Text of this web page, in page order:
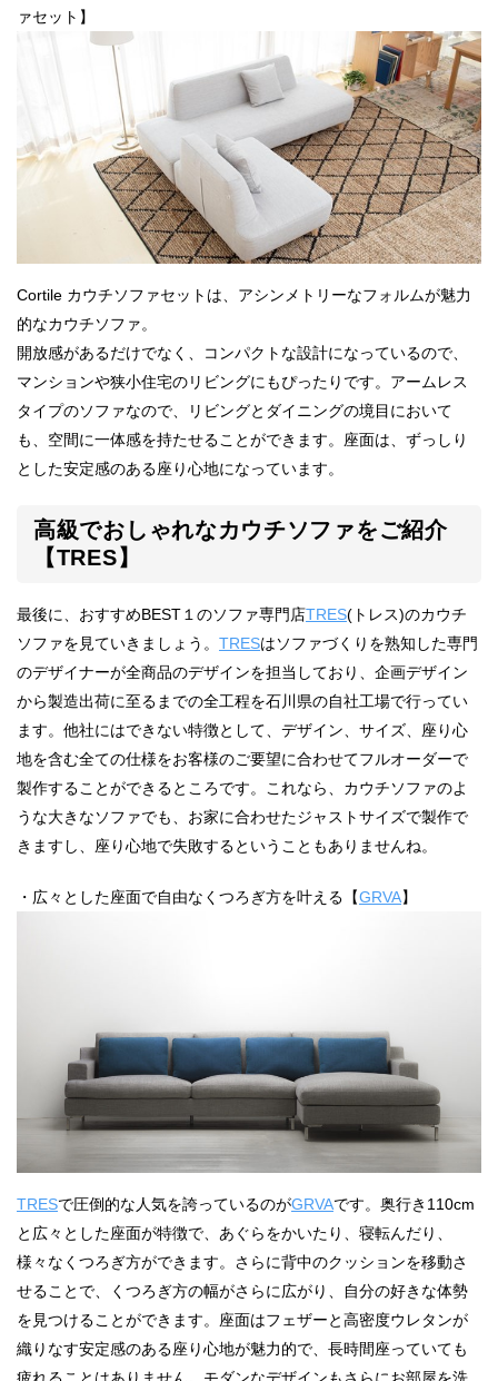
ァセット】
Cortile カウチソファセットは、アシンメトリーなフォルムが魅力
的なカウチソファ。
開放感があるだけでなく、コンパクトな設計になっているので、
マンションや狭小住宅のリビングにもぴったりです。アームレス
タイプのソファなので、リビングとダイニングの境目において
も、空間に一体感を持たせることができます。座面は、ずっしり
とした安定感のある座り心地になっています。
高級でおしゃれなカウチソファをご紹介
【TRES】
最後に、おすすめBEST１のソファ専門店TRES(トレス)のカウチ
ソファを見ていきましょう。 TRESはソファづくりを熟知した専門
のデザイナーが全商品のデザインを担当しており、企画デザイン
から製造出荷に至るまでの全工程を石川県の自社工場で行ってい
ます。他社にはできない特徴として、デザイン、サイズ、座り心
地を含む全ての仕様をお客様のご要望に合わせてフルオーダーで
製作することができるところです。これなら、カウチソファのよ
うな大きなソファでも、お家に合わせたジャストサイズで製作で
きますし、座り心地で失敗するということもありませんね。
・広々とした座面で自由なくつろぎ方を叶える【GRVA】
TRESで圧倒的な人気を誇っているのがGRVAです。奥行き110cm
と広々とした座面が特徴で、あぐらをかいたり、寝転んだり、
様々なくつろぎ方ができます。さらに背中のクッションを移動さ
せることで、くつろぎ方の幅がさらに広がり、自分の好きな体勢
を見つけることができます。座面はフェザーと高密度ウレタンが
織りなす安定感のある座り心地が魅力的で、長時間座っていても